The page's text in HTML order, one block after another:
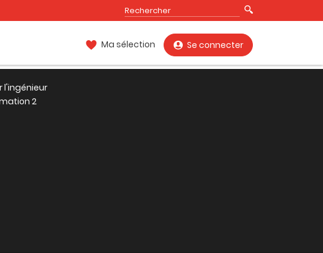
Ma sélection Se connecter
l'ingénieur
2